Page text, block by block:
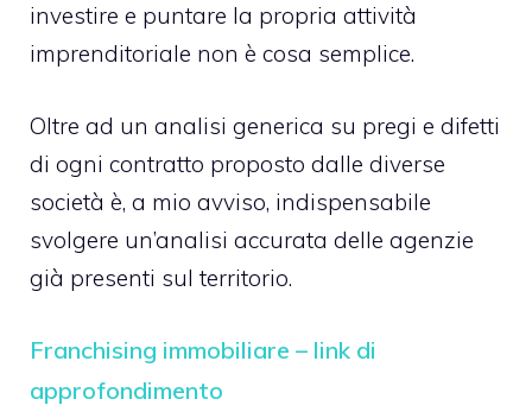
investire e puntare la propria attività
imprenditoriale non è cosa semplice.
Oltre ad un analisi generica su pregi e difetti
di ogni contratto proposto dalle diverse
società è, a mio avviso, indispensabile
svolgere un’analisi accurata delle agenzie
già presenti sul territorio.
Franchising immobiliare – link di
approfondimento